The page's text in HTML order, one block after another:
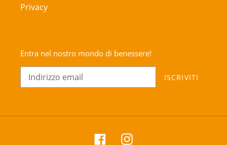
Privacy
Entra nel nostro mondo di benessere!
ISCRIVITI
FacebookInstagram